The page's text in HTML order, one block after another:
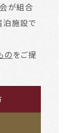
が組合
泊施設で
のをご提